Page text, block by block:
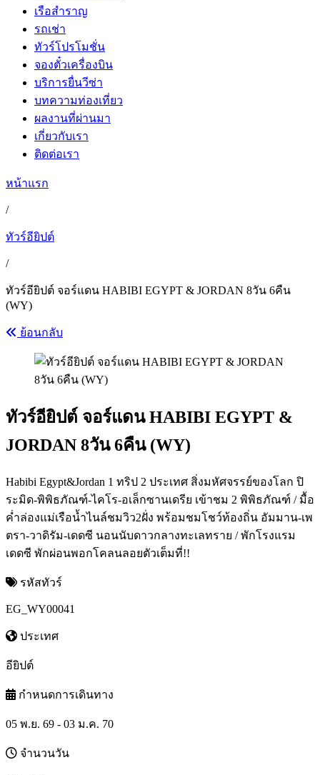
เรือสำราญ
รถเช่า
ทัวร์โปรโมชั่น
จองตั๋วเครื่องบิน
บริการยื่นวีซ่า
บทความท่องเที่ยว
ผลงานที่ผ่านมา
เกี่ยวกับเรา
ติดต่อเรา
หน้าแรก
/
ทัวร์อียิปต์
/
ทัวร์อียิปต์ จอร์แดน HABIBI EGYPT & JORDAN 8วัน 6คืน
(WY)
ย้อนกลับ
ทัวร์อียิปต์ จอร์แดน HABIBI EGYPT &
JORDAN 8วัน 6คืน (WY)
Habibi Egypt&Jordan 1 ทริป 2 ประเทศ สิ่งมหัศจรรย์ของโลก ปิ
ระมิด-พิพิธภัณฑ์-ไคโร-อเล็กซานเดรีย เข้าชม 2 พิพิธภัณฑ์ / มื้อ
ค่ำล่องแม่เรือน้ำไนล์ชมวิว2ฝั่ง พร้อมชมโชว์ท้องถิ่น อัมมาน-เพ
ตรา-วาดิรัม-เดดซี นอนนับดาวกลางทะเลทราย / พักโรงแรม
เดดซี พักผ่อนพอกโคลนลอยตัวเต็มที่!!
รหัสทัวร์
EG_WY00041
ประเทศ
อียิปต์
กำหนดการเดินทาง
05 พ.ย. 69 - 03 ม.ค. 70
จำนวนวัน